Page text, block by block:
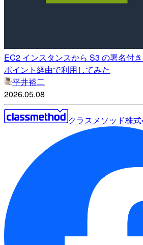
EC2 インスタンスから S3 の署名付
ポイント経由で利用してみた
平井裕二
2026.05.08
クラスメソッド株